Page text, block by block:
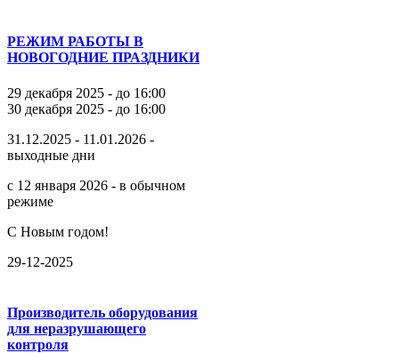
РЕЖИМ РАБОТЫ В
НОВОГОДНИЕ ПРАЗДНИКИ
29 декабря 2025 - до 16:00
30 декабря 2025 - до 16:00
31.12.2025 - 11.01.2026 -
выходные дни
с 12 января 2026 - в обычном
режиме
С Новым годом!
29-12-2025
Производитель оборудования
для неразрушающего
контроля